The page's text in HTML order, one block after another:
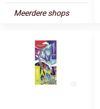
Meerdere shops